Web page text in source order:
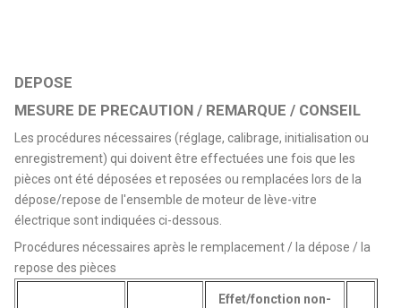
DEPOSE
MESURE DE PRECAUTION / REMARQUE / CONSEIL
Les procédures nécessaires (réglage, calibrage, initialisation ou
enregistrement) qui doivent être effectuées une fois que les
pièces ont été déposées et reposées ou remplacées lors de la
dépose/repose de l'ensemble de moteur de lève-vitre
électrique sont indiquées ci-dessous.
Procédures nécessaires après le remplacement / la dépose / la
repose des pièces
Effet/fonction non-